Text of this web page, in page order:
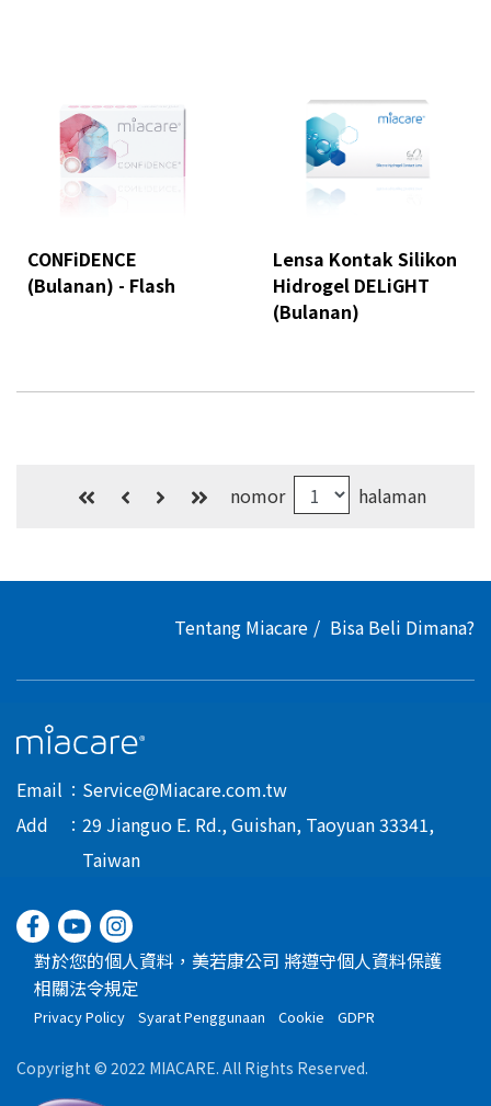
CONFiDENCE
(Bulanan) - Flash
Lensa Kontak Silikon
Hidrogel DELiGHT
(Bulanan)
nomor halaman
Tentang Miacare Bisa Beli Dimana?
Email
Service@Miacare.com.tw
Add
29 Jianguo E. Rd., Guishan, Taoyuan 33341,
Taiwan
對於您的個人資料，美若康公司 將遵守個人資料保護
相關法令規定
Privacy Policy Syarat Penggunaan Cookie GDPR
Copyright © 2022 MIACARE. All Rights Reserved.